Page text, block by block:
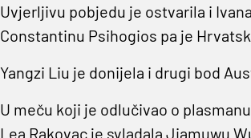
Uvjerljivu pobjedu je ostvarila i Ivana
Constantinu Psihogios pa je
Yangzi Liu je donijela i drugi bod
U meču koji je odlučivao o
Lea Rakovac je svladala Jiamuwu Wu